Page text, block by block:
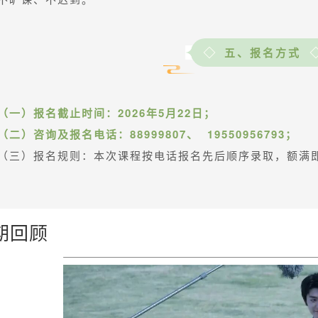
五、报名方式
一）报名截止时间：2026年5月22日；
二）咨询及报名电话：88999807、 19550956793；
三）报名规则：本次课程按电话报名先后顺序录取，额满
回顾